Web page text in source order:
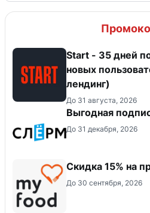
Start - 35 дней
новых
лендинг)
До 31 августа, 2026
Выгодная
До 31 декабря, 2026
Скидка 15% на
До 30 сентября, 2026